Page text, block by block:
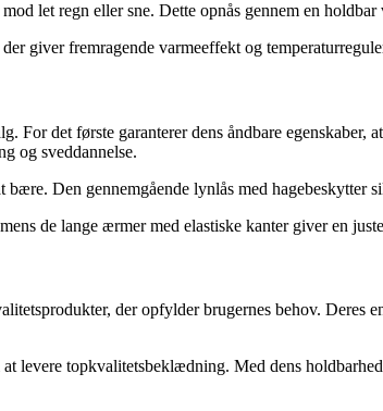
let regn eller sne. Dette opnås gennem en
giver fremragende varmeeffekt og
det første garanterer dens åndbare
og sveddannelse.
Den gennemgående lynlås med
de lange ærmer med elastiske kanter giver en
der opfylder brugernes behov.
levere topkvalitetsbeklædning. Med dens